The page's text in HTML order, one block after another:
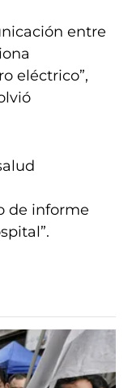
entre
eléctrico”,
de informe